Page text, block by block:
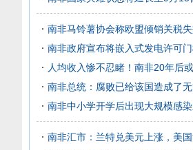
南非马铃薯协会称欧盟倾销关税
南非政府宣布将嵌入式发电许可
人均收入惨不忍睹！南非20年后
南非总统：腐败已给该国造成了
南非中小学开学后出现大规模感
南非汇市：兰特兑美元上涨，美